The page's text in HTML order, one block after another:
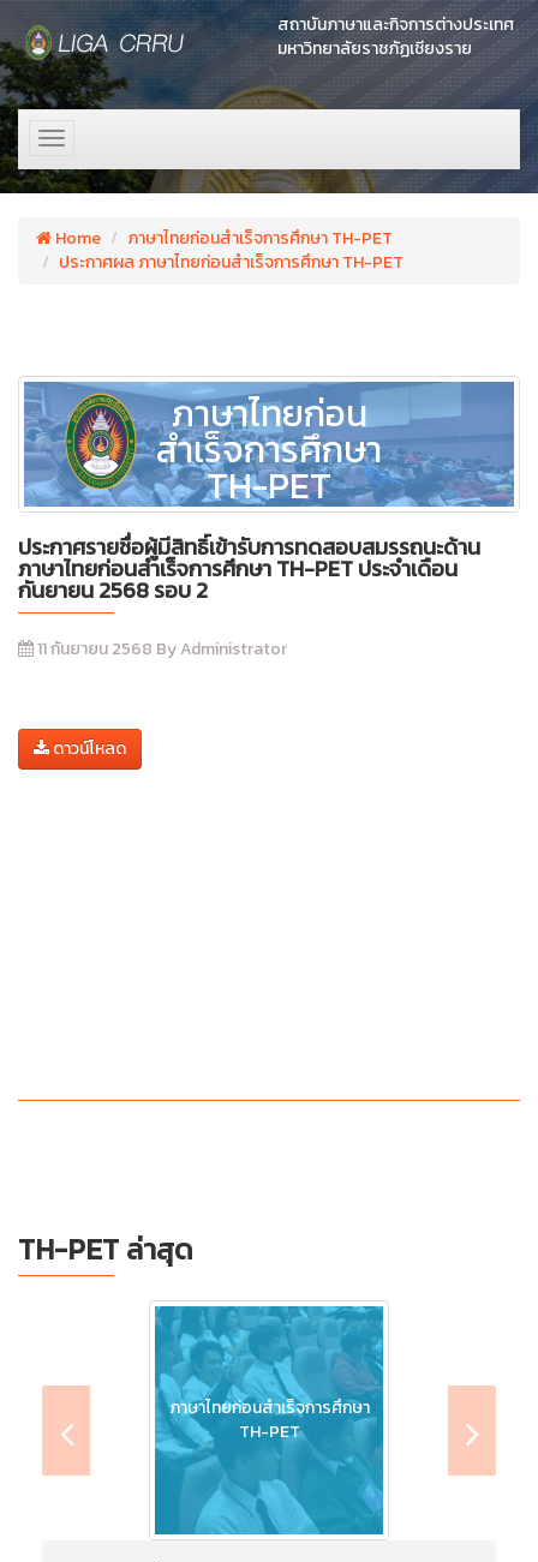
สถาบันภาษาและกิจการต่างประเทศ
มหาวิทยาลัยราชภัฏเชียงราย
Toggle
navigation
Home
ภาษาไทยก่อนสำเร็จการศึกษา TH-PET
ประกาศผล ภาษาไทยก่อนสำเร็จการศึกษา TH-PET
ภาษาไทยก่อน
สำเร็จการศึกษา
TH-PET
ประกาศรายชื่อผู้มีสิทธิ์เข้ารับการทดสอบสมรรถนะด้าน
ภาษาไทยก่อนสำเร็จการศึกษา TH-PET ประจำเดือน
กันยายน 2568 รอบ 2
11 กันยายน 2568 By Administrator
ดาวน์โหลด
TH-PET ล่าสุด
ภาษาไทยก่อนสำเร็จการศึกษา
TH-PET